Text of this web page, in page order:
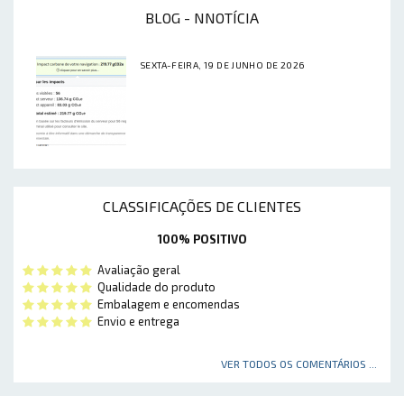
BLOG - NNOTÍCIA
SEXTA-FEIRA, 19 DE JUNHO DE 2026
CLASSIFICAÇÕES DE CLIENTES
100% POSITIVO
Avaliação geral
Qualidade do produto
Embalagem e encomendas
Envio e entrega
VER TODOS OS COMENTÁRIOS ...